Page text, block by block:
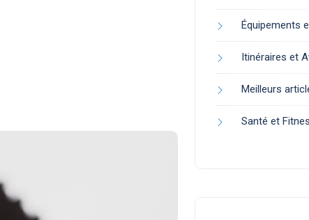
Équipements
Itinéraires et
Meilleurs
Santé et